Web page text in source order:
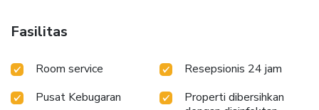
Fasilitas
Room service
Resepsionis 24 jam
Pusat Kebugaran
Properti dibersihkan